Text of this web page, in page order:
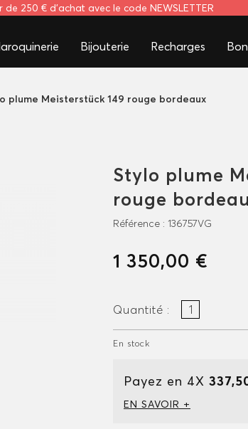
250 € d'achat avec le code NEWSLETTER
Bijouterie Recharges
plume Meisterstück 149 rouge bordeaux
Stylo plume
rouge
Référence : 136757VG
1 350,00 €
Quantité :
En stock
Payez en 4X
EN SAVOIR +